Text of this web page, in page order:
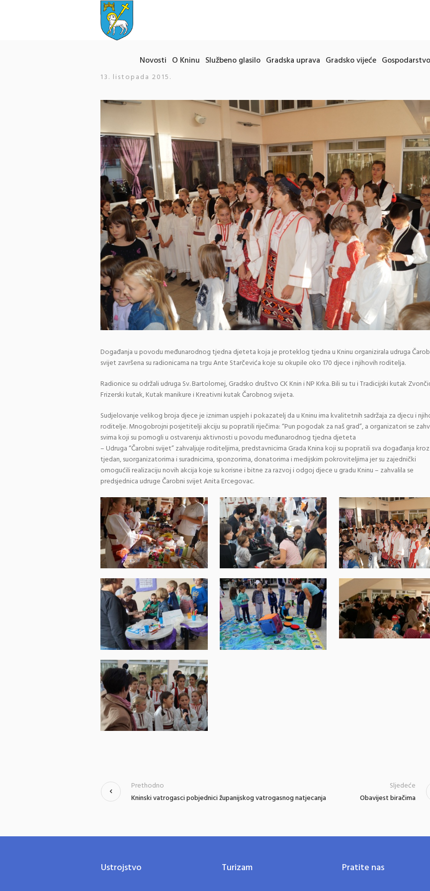
Novosti O Kninu Službeno glasilo Gradska uprava Gradsko vijeće Gospodarstvo
13. listopada 2015.
Događanja u povodu međunarodnog tjedna djeteta koja je proteklog tjedna u Kninu organizirala udruga
svijet završena su radionicama na trgu Ante Starčevića koje su okupile oko 170 djece i njihovih roditelja.
Radionice su održali udruga Sv. Bartolomej, Gradsko društvo CK Knin i NP Krka. Bili su tu i Tradicijski kutak
Frizerski kutak, Kutak manikure i Kreativni kutak Čarobnog svijeta.
Sudjelovanje velikog broja djece je izniman uspjeh i pokazatelj da u Kninu ima kvalitetnih sadržaja za djecu i
roditelje. Mnogobrojni posjetitelji akciju su popratili riječima: “Pun pogodak za naš grad”, a organizatori se
svima koji su pomogli u ostvarenju aktivnosti u povodu međunarodnog tjedna djeteta
– Udruga “Čarobni svijet” zahvaljuje roditeljima, predstavnicima Grada Knina koji su popratili sva događanja
tjedan, suorganizatorima i suradnicima, sponzorima, donatorima i medijskim pokroviteljima jer su zajednički
omogućili realizaciju novih akcija koje su korisne i bitne za razvoj i odgoj djece u gradu Kninu – zahvalila se
predsjednica udruge Čarobni svijet Anita Ercegovac.
Kninski vatrogasci pobjednici županijskog vatrogasnog natjecanja
Prethodno
Obavijest biračima
Sljedeće
Ustrojstvo Turizam Pratite nas